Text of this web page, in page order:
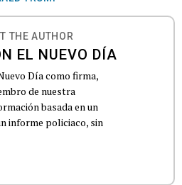
THE AUTHOR
EL NUEVO DÍA
Día como firma,
de nuestra
basada en un
informe policiaco, sin